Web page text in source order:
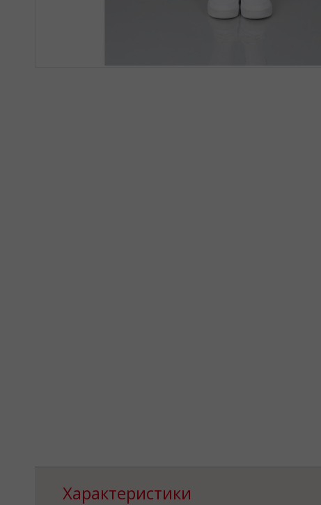
Характеристики